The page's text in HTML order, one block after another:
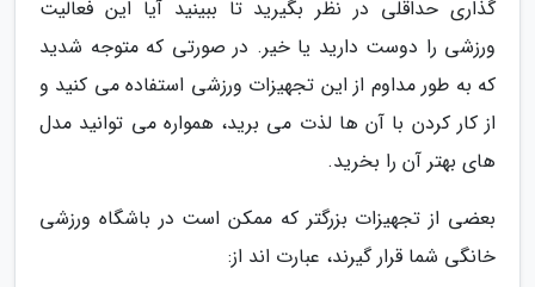
گذاری حداقلی در نظر بگیرید تا ببینید آیا این فعالیت
ورزشی را دوست دارید یا خیر. در صورتی که متوجه شدید
که به طور مداوم از این تجهیزات ورزشی استفاده می کنید و
از کار کردن با آن ها لذت می برید، همواره می توانید مدل
های بهتر آن را بخرید.
بعضی از تجهیزات بزرگتر که ممکن است در باشگاه ورزشی
خانگی شما قرار گیرند، عبارت اند از: